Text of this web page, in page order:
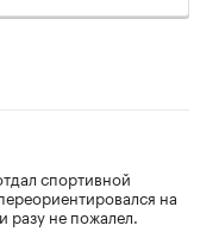
спортивной
на
не пожалел.